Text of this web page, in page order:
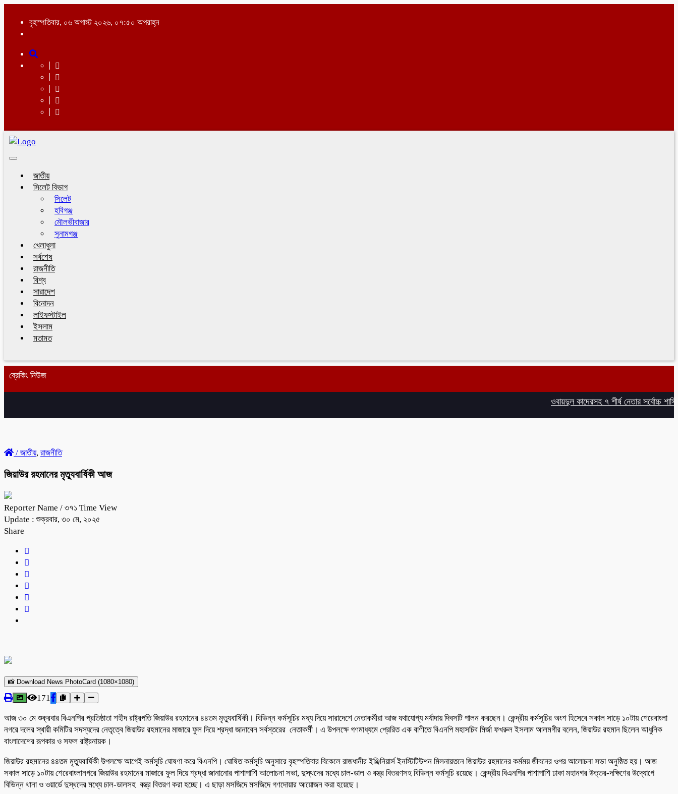
বৃহস্পতিবার, ০৬ অগাস্ট ২০২৬, ০৭:৫০ অপরাহ্ন
Toggle
জাতীয়
সিলেট বিভাগ
সিলেট
হবিগঞ্জ
মৌলভীবাজার
সুনামগঞ্জ
খেলাধুলা
সর্বশেষ
রাজনীতি
বিশ্ব
সারাদেশ
বিনোদন
লাইফস্টাইল
ইসলাম
মতামত
ব্রেকিং নিউজ
ওবায়দুল কাদেরসহ ৭ শীর্ষ নেতার সর্বোচ্চ শাস্তির
/ জাতীয়, রাজনীতি
জিয়াউর রহমানের মৃত্যুবার্ষিকী আজ
Reporter Name / ৩৭১ Time View
Update : শুক্রবার, ৩০ মে, ২০২৫
Share
📸 Download News PhotoCard (1080×1080)
171
আজ ৩০ মে শুক্রবার বিএনপির প্রতিষ্ঠাতা শহীদ রাষ্ট্রপতি জিয়াউর রহমানের ৪৪তম মৃত্যুবার্ষিকী। বিভিন্ন কর্মসূচির মধ্য দিয়ে সারাদেশে নেতাকর্মীরা আজ যথাযোগ্য মর্যাদায় দিবসটি পালন করছেন। কেন্দ্রীয় কর্মসূচির অংশ হিসেবে সকাল সাড়ে ১০টায় শেরেবাংলা
নগরে দলের স্থায়ী কমিটির সদস্যদের নেতৃত্বে জিয়াউর রহমানের মাজারে ফুল দিয়ে শ্রদ্ধা জানাবেন সর্বস্তরের নেতাকর্মী। এ উপলক্ষে গণমাধ্যমে প্রেরিত এক বাণীতে বিএনপি মহাসচিব মির্জা ফখরুল ইসলাম আলমগীর বলেন, জিয়াউর রহমান ছিলেন আধুনিক
বাংলাদেশের রূপকার ও সফল রাষ্ট্রনায়ক।
জিয়াউর রহমানের ৪৪তম মৃত্যুবার্ষিকী উপলক্ষে আগেই কর্মসূচি ঘোষণা করে বিএনপি। ঘোষিত কর্মসূচি অনুসারে বৃহস্পতিবার বিকেলে রাজধানীর ইঞ্জিনিয়ার্স ইনস্টিটিউশন মিলনায়তনে জিয়াউর রহমানের কর্মময় জীবনের ওপর আলোচনা সভা অনুষ্ঠিত হয়। আজ
সকাল সাড়ে ১০টায় শেরেবাংলানগরে জিয়াউর রহমানের মাজারে ফুল দিয়ে শ্রদ্ধা জানানোর পাশাপাশি আলোচনা সভা, দুস্থদের মধ্যে চাল-ডাল ও বস্ত্র বিতরণসহ বিভিন্ন কর্মসূচি রয়েছে। কেন্দ্রীয় বিএনপির পাশাপাশি ঢাকা মহানগর উত্তর-দক্ষিণের উদ্যোগে
বিভিন্ন থানা ও ওয়ার্ডে দুস্থদের মধ্যে চাল-ডালসহ বস্ত্র বিতরণ করা হচ্ছে। এ ছাড়া মসজিদে মসজিদে গণদোয়ার আয়োজন করা হয়েছে।